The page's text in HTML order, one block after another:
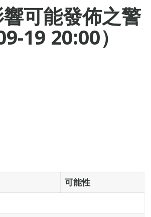
可能發佈之警
19 20:00）
可能性